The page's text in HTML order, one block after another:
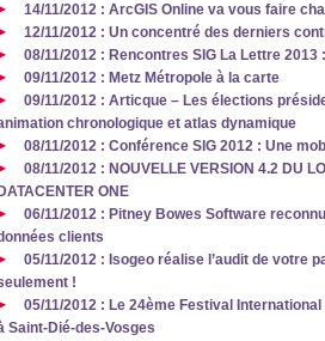
14/11/2012 : ArcGIS Online va vous faire
12/11/2012 : Un concentré des derniers
08/11/2012 : Rencontres SIG La Lettre
09/11/2012 : Metz Métropole à la carte
09/11/2012 : Articque – Les élections
chronologique et atlas dynamique
08/11/2012 : Conférence SIG 2012 : Une
08/11/2012 : NOUVELLE VERSION 4.2 DU
DATACENTER ONE
06/11/2012 : Pitney Bowes Software
clients
05/11/2012 : Isogeo réalise l’audit de votre
!
05/11/2012 : Le 24ème Festival
Saint-Dié-des-Vosges